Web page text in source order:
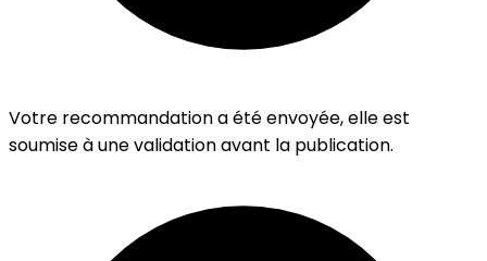
Votre recommandation a été envoyée, elle est
soumise à une validation avant la publication.